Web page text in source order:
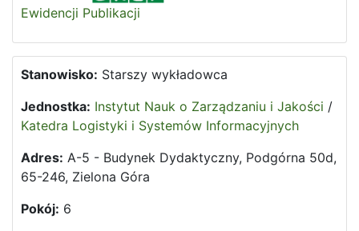
Ewidencji Publikacji
Stanowisko: Starszy wykładowca
Jednostka: Instytut Nauk o Zarządzaniu i Jakości /
Katedra Logistyki i Systemów Informacyjnych
Adres: A-5 - Budynek Dydaktyczny, Podgórna 50d,
65-246, Zielona Góra
Pokój: 6